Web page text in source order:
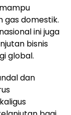
gas domestik.
ini juga
bisnis
global.
dan